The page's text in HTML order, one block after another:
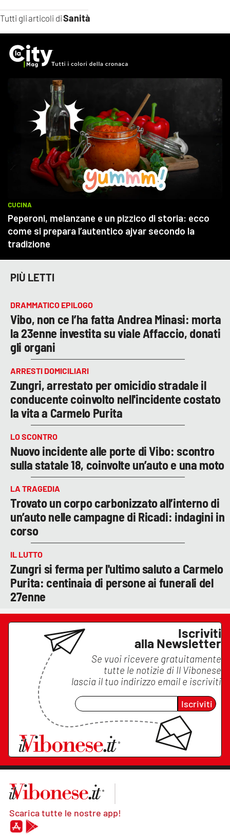
Tutti gli articoli diSanità
PIÙ LETTI
DRAMMATICO EPILOGO
Vibo, non ce l’ha fatta Andrea Minasi: morta
la 23enne investita su viale Affaccio, donati
gli organi
ARRESTI DOMICILIARI
Zungri, arrestato per omicidio stradale il
conducente coinvolto nell'incidente costato
la vita a Carmelo Purita
LO SCONTRO
Nuovo incidente alle porte di Vibo: scontro
sulla statale 18, coinvolte un’auto e una moto
LA TRAGEDIA
Trovato un corpo carbonizzato all’interno di
un’auto nelle campagne di Ricadi: indagini in
corso
IL LUTTO
Zungri si ferma per l'ultimo saluto a Carmelo
Purita: centinaia di persone ai funerali del
27enne
Iscriviti
alla Newsletter
Se vuoi ricevere gratuitamente
tutte le notizie di Il Vibonese
lascia il tuo indirizzo email e iscriviti
Iscriviti
Scarica tutte le nostre app!